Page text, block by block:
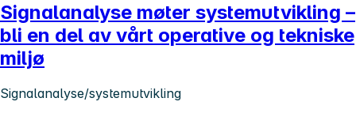
Signalanalyse møter systemutvikling –
bli en del av vårt operative og tekniske
miljø
Signalanalyse/systemutvikling